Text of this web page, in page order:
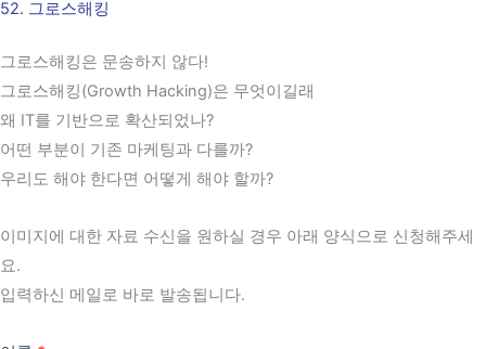
콘
츠
로
건
너
뛰
52. 그로스해킹
그로스해킹은 문송하지 않다!
그로스해킹(Growth Hacking)은 무엇이길래
왜 IT를 기반으로 확산되었나?
어떤 부분이 기존 마케팅과 다를까?
우리도 해야 한다면 어떻게 해야 할까?
이미지에 대한 자료 수신을 원하실 경우 아래 양식으로 신청해주세
요.
입력하신 메일로 바로 발송됩니다.